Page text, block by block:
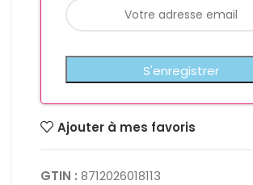
Ajouter à mes favoris
GTIN : 8712026018113